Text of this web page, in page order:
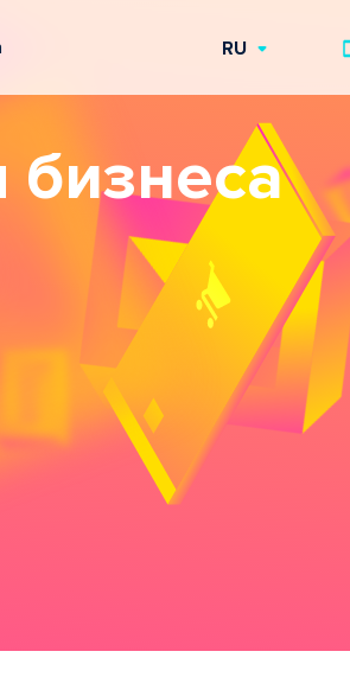
RU
UZ
бизнеса